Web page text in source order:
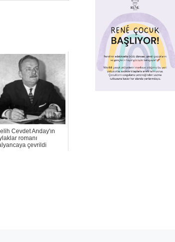
Cevdet Anday'ın
romanı
çevrildi